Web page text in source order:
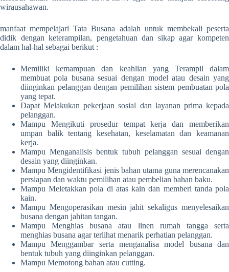
wirausahawan.
manfaat mempelajari Tata Busana adalah untuk membekali peserta
didik dengan keterampilan, pengetahuan dan sikap agar kompeten
dalam hal-hal sebagai berikut :
Memiliki kemampuan dan keahlian yang Terampil dalam
membuat pola busana sesuai dengan model atau desain yang
diinginkan pelanggan dengan pemilihan sistem pembuatan pola
yang tepat.
Dapat Melakukan pekerjaan sosial dan layanan prima kepada
pelanggan.
Mampu Mengikuti prosedur tempat kerja dan memberikan
umpan balik tentang kesehatan, keselamatan dan keamanan
kerja.
Mampu Menganalisis bentuk tubuh pelanggan sesuai dengan
desain yang diinginkan.
Mampu Mengidentifikasi jenis bahan utama guna merencanakan
persiapan dan waktu pemilihan atau pembelian bahan baku.
Mampu Meletakkan pola di atas kain dan memberi tanda pola
kain.
Mampu Mengoperasikan mesin jahit sekaligus menyelesaikan
busana dengan jahitan tangan.
Mampu Menghias busana atau linen rumah tangga serta
menghias busana agar terlihat menarik perhatian pelanggan.
Mampu Menggambar serta menganalisa model busana dan
bentuk tubuh yang diinginkan pelanggan.
Mampu Memotong bahan atau cutting.